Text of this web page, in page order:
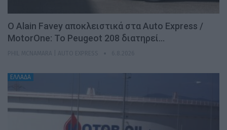
Ο Alain Favey αποκλειστικά στα Auto Express /
MotorOne: Το Peugeot 208 διατηρεί…
ΕΛΛΑΔΑ